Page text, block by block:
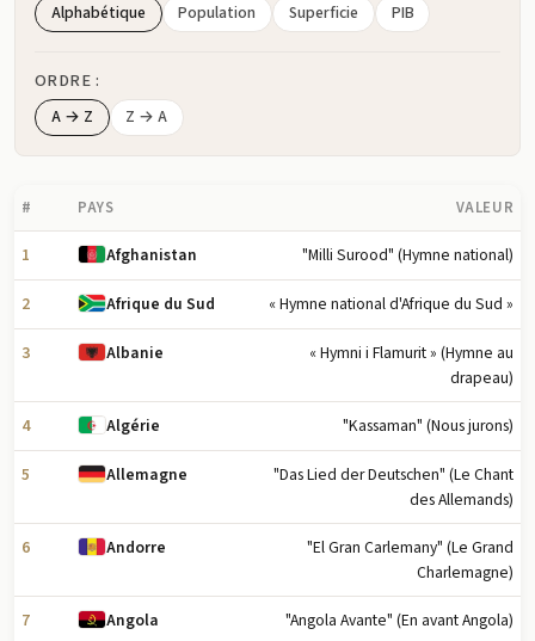
Alphabétique Population Superficie PIB
ORDRE :
A → Z Z → A
# PAYS VALEUR
1 Afghanistan "Milli Surood" (Hymne national)
2 Afrique du Sud « Hymne national d'Afrique du Sud »
3 Albanie
« Hymni i Flamurit » (Hymne au
drapeau)
4 Algérie "Kassaman" (Nous jurons)
5 Allemagne
"Das Lied der Deutschen" (Le Chant
des Allemands)
6 Andorre
"El Gran Carlemany" (Le Grand
Charlemagne)
7 Angola "Angola Avante" (En avant Angola)